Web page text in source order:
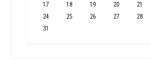
17
18 19 20 21
24
25 26 27 28
31